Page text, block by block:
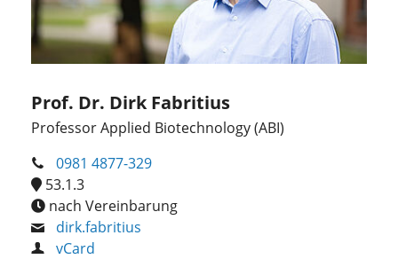
Prof. Dr. Dirk Fabritius
Professor Applied Biotechnology (ABI)
0981 4877-329
53.1.3
nach Vereinbarung
dirk.fabritius
vCard